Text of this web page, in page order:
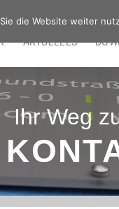
AKTUELLES
Ihr Weg
die Website weiter